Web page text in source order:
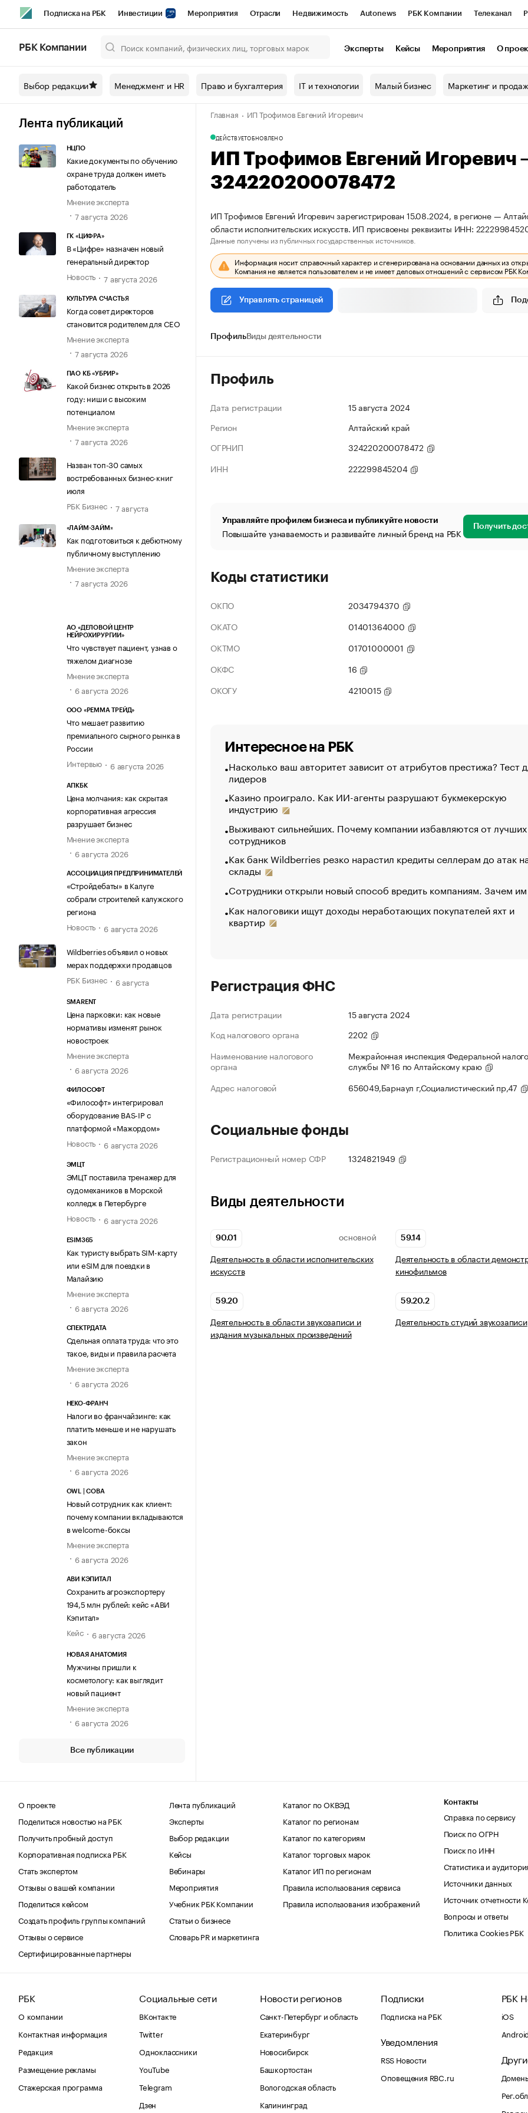
Подписка на РБК Инвестиции Мероприятия Отрасли Недвижимость Autonews РБК Компании Телеканал
Спецпроекты СПб Конференции СПб Спецпроекты Проверка контрагентов
Технологии и медиа Рынок наличной валюты
РБК Компании Эксперты Кейсы Мероприятия О
Выбор редакции Менеджмент и HR Право и бухгалтерия IT и технологии Малый бизнес Маркетинг и
Лента публикаций
НЦПО
Какие документы по обучению
охране труда должен иметь
работодатель
Мнение эксперта
7 августа 2026
ГК «ЦИФРА»
В «Цифре» назначен новый
генеральный директор
Новость
7 августа 2026
КУЛЬТУРА СЧАСТЬЯ
Когда совет директоров
становится родителем для CEO
Мнение эксперта
7 августа 2026
ПАО КБ «УБРИР»
Какой бизнес открыть в 2026
году: ниши с высоким
потенциалом
Мнение эксперта
7 августа 2026
Назван топ-30 самых
востребованных бизнес-книг
июля
РБК Бизнес
7 августа
«ЛАЙМ-ЗАЙМ»
Как подготовиться к дебютному
публичному выступлению
Мнение эксперта
7 августа 2026
АО «ДЕЛОВОЙ ЦЕНТР
НЕЙРОХИРУРГИИ»
Что чувствует пациент, узнав о
тяжелом диагнозе
Мнение эксперта
6 августа 2026
ООО «РЕММА ТРЕЙД»
Что мешает развитию
премиального сырного рынка в
России
Интервью
6 августа 2026
АПКБК
Цена молчания: как скрытая
корпоративная агрессия
разрушает бизнес
Мнение эксперта
6 августа 2026
АССОЦИАЦИЯ ПРЕДПРИНИМАТЕЛЕЙ
«Стройдебаты» в Калуге
собрали строителей калужского
региона
Новость
6 августа 2026
Wildberries объявил о новых
мерах поддержки продавцов
РБК Бизнес
6 августа
SMARENT
Цена парковки: как новые
нормативы изменят рынок
новостроек
Мнение эксперта
6 августа 2026
ФИЛОСОФТ
«Философт» интегрировал
оборудование BAS-IP с
платформой «Мажордом»
Новость
6 августа 2026
ЭМЦТ
ЭМЦТ поставила тренажер для
судомехаников в Морской
колледж в Петербурге
Новость
6 августа 2026
ESIM365
Как туристу выбрать SIM-карту
или eSIM для поездки в
Малайзию
Мнение эксперта
6 августа 2026
СПЕКТРДАТА
Сдельная оплата труда: что это
такое, виды и правила расчета
Мнение эксперта
6 августа 2026
НЕКО-ФРАНЧ
Налоги во франчайзинге: как
платить меньше и не нарушать
закон
Мнение эксперта
6 августа 2026
OWL | СОВА
Новый сотрудник как клиент:
почему компании вкладываются
в welcome-боксы
Мнение эксперта
6 августа 2026
АВИ КЭПИТАЛ
Сохранить агроэкспортеру
194,5 млн рублей: кейс «АВИ
Кэпитал»
Кейс
6 августа 2026
НОВАЯ АНАТОМИЯ
Мужчины пришли к
косметологу: как выглядит
новый пациент
Мнение эксперта
6 августа 2026
Все публикации
Главная ИП Трофимов Евгений Игоревич
ДЕЙСТВУЕТОБНОВЛЕНО
ИП Трофимов Евгений
324220200078472
ИП Трофимов Евгений Игоревич зарегистрирован 15.08.2024, в регионе —
области исполнительских искусств. ИП присвоены реквизиты ИНН:
Данные получены из публичных государственных источников.
Информация носит справочный характер и сгенерирована на основании данных из
Компания не является пользователем и не имеет деловых отношений с сервисом РБК
Управлять страницей
ПрофильВиды деятельности
Профиль
Дата регистрации
15 августа 2024
Регион
Алтайский край
ОГРНИП
324220200078472
ИНН
222299845204
Управляйте профилем бизнеса и публикуйте новости
Повышайте узнаваемость и развивайте личный бренд на РБК Получить
Коды статистики
ОКПО
2034794370
ОКАТО
01401364000
ОКТМО
01701000001
ОКФС
16
ОКОГУ
4210015
Интересное на РБК
Насколько ваш авторитет зависит от атрибутов престижа? Тест
лидеров
Казино проиграло. Как ИИ-агенты разрушают букмекерскую
индустрию
Выживают сильнейших. Почему компании избавляются от лучших
сотрудников
Как банк Wildberries резко нарастил кредиты селлерам до атак
склады
Сотрудники открыли новый способ вредить компаниям. Зачем
Как налоговики ищут доходы неработающих покупателей яхт и
квартир
Регистрация ФНС
Дата регистрации
15 августа 2024
Код налогового органа
2202
Наименование налогового
органа
Межрайонная инспекция Федеральной
службы № 16 по Алтайскому краю
Адрес налоговой
656049,Барнаул г,Социалистический пр,47
Социальные фонды
Регистрационный номер СФР 1324821949
Виды деятельности
90.01 ОСНОВНОЙ
Деятельность в области исполнительских
искусств
59.14
Деятельность в области
кинофильмов
59.20
Деятельность в области звукозаписи и
издания музыкальных произведений
59.20.2
Деятельность студий звукозаписи
О проекте
Поделиться новостью на РБК
Получить пробный доступ
Корпоративная подписка РБК
Стать экспертом
Отзывы о вашей компании
Поделиться кейсом
Создать профиль группы компаний
Отзывы о сервисе
Сертифицированные партнеры
Лента публикаций
Эксперты
Выбор редакции
Кейсы
Вебинары
Мероприятия
Учебник РБК Компании
Статьи о бизнесе
Словарь PR и маркетинга
Каталог по ОКВЭД
Каталог по регионам
Каталог по категориям
Каталог торговых марок
Каталог ИП по регионам
Правила использования сервиса
Правила использования изображений
Контакты
Справка по сервису
Поиск по ОГРН
Поиск по ИНН
Статистика и
Источники данных
Источник отчетности
Вопросы и ответы
Политика Cookies РБК
РБК
О компании
Контактная информация
Редакция
Размещение рекламы
Стажерская программа
Социальные сети
ВКонтакте
Twitter
Одноклассники
YouTube
Telegram
Дзен
Новости регионов
Санкт-Петербург и область
Екатеринбург
Новосибирск
Башкортостан
Вологодская область
Калининград
Подписки
Подписка на РБК
Уведомления
RSS Новости
Оповещения RBC.ru
РБК
iOS